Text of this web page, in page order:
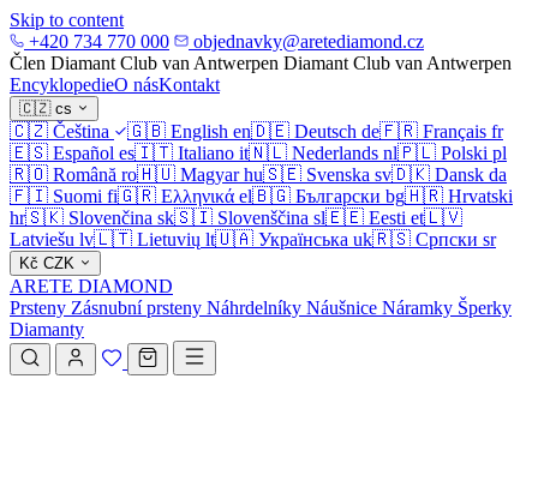
Skip to content
+420 734 770 000
objednavky@aretediamond.cz
Člen Diamant Club van Antwerpen Diamant Club van Antwerpen
EncyklopedieO násKontakt
🇨🇿 cs
🇨🇿 Čeština 🇬🇧 English en🇩🇪 Deutsch de🇫🇷 Français fr
🇪🇸 Español es🇮🇹 Italiano it🇳🇱 Nederlands nl🇵🇱 Polski pl
🇷🇴 Română ro🇭🇺 Magyar hu🇸🇪 Svenska sv🇩🇰 Dansk da
🇫🇮 Suomi fi🇬🇷 Ελληνικά el🇧🇬 Български bg🇭🇷 Hrvatski
hr🇸🇰 Slovenčina sk🇸🇮 Slovenščina sl🇪🇪 Eesti et🇱🇻
Latviešu lv🇱🇹 Lietuvių lt🇺🇦 Українська uk🇷🇸 Српски sr
Kč CZK
ARETE DIAMOND
Prsteny Zásnubní prsteny Náhrdelníky Náušnice Náramky Šperky
Diamanty